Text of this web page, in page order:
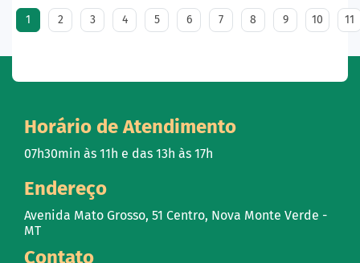
1 2 3 4 5 6 7 8 9 10 11
Horário de Atendimento
07h30min às 11h e das 13h às 17h
Endereço
Avenida Mato Grosso, 51 Centro, Nova Monte Verde -
MT
Contato